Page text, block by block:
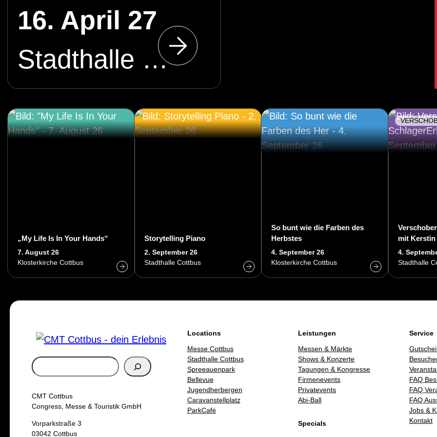
s –
Absch
ur
2027
16. April 27
Stadthalle Cottbus
„My Life Is In Your Hands“
7. August 26
Klosterkirche Cottbus
Storytelling Piano
2. September 26
Stadthalle Cottbus
So bunt wie die Farben des
Herbstes
4. September 26
Klosterkirche Cottbus
mit
4.
Stadthalle
S
u
c
h
e
CMT Cottbus
Congress, Messe & Touristik GmbH
Vorparkstraße 3
03042 Cottbus
Locations
Messe Cottbus
Stadthalle Cottbus
Spreeauenpark
Bellevue
Jugendherbergen
Caravanstellplatz
ParkCafé
Leistungen
Messen & Märkte
Shows & Konzerte
Tagungen & Kongresse
Firmenevents
Privatevents
Abi-Ball
Specials
Service
FAQ
FAQ
FAQ
Jobs &
Kontakt